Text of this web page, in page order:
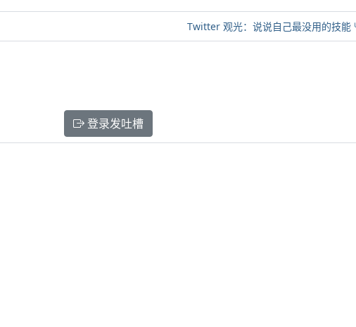
Twitter 观光：说说自己最没用的技能
登录发吐槽